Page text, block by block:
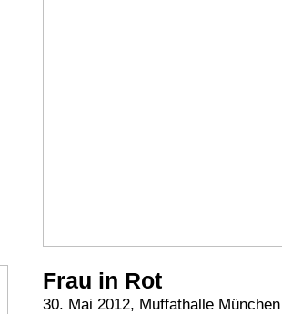
Frau in Rot
30. Mai 2012, Muffathalle